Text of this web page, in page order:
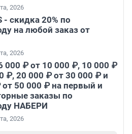
2026
- скидка 20% по
на любой заказ от
2026
000 ₽ от 10 000 ₽, 10 000 ₽
₽, 20 000 ₽ от 30 000 ₽ и
50 000 ₽ на первый и
заказы по
НАБЕРИ
2026